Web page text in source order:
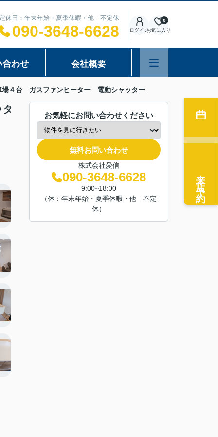
休日：年末年始・夏季休暇・他 不定休
090-3648-6628 ログインお気に入り
0
合わせ 会社概要
台 ガスファンヒーター 電動シャッター
お気軽にお問い合わせください
無料お問い合わせ
株式会社愛信
090-3648-6628
9:00~18:00
（休：年末年始・夏季休暇・他 不定
休）
来店予約